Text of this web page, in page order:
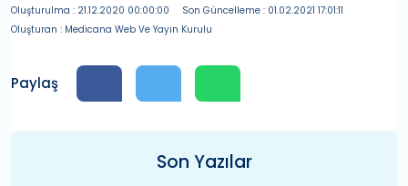
Oluşturulma : 21.12.2020 00:00:00
Son Güncelleme : 01.02.2021 17:01:11
Oluşturan : Medicana Web Ve Yayın Kurulu
Paylaş
Son Yazılar